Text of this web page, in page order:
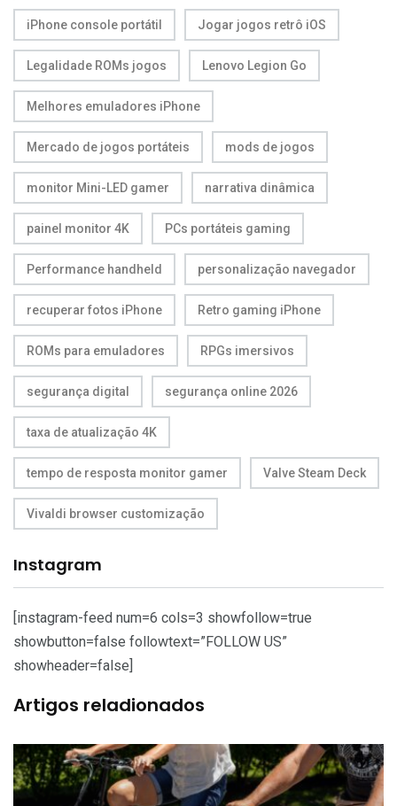
iPhone console portátil Jogar jogos retrô iOS
Legalidade ROMs jogos Lenovo Legion Go
Melhores emuladores iPhone
Mercado de jogos portáteis mods de jogos
monitor Mini-LED gamer narrativa dinâmica
painel monitor 4K PCs portáteis gaming
Performance handheld personalização navegador
recuperar fotos iPhone Retro gaming iPhone
ROMs para emuladores RPGs imersivos
segurança digital segurança online 2026
taxa de atualização 4K
tempo de resposta monitor gamer Valve Steam Deck
Vivaldi browser customização
Instagram
[instagram-feed num=6 cols=3 showfollow=true
showbutton=false followtext=”FOLLOW US”
showheader=false]
Artigos reladionados